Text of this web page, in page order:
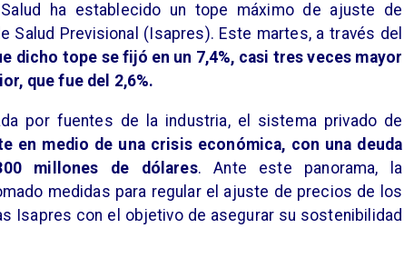
ha establecido un tope máximo de ajuste de
Salud Previsional (Isapres). Este martes, a través del
dicho tope se fijó en un 7,4%, casi tres veces mayor
que fue del 2,6%.
por fuentes de la industria, el sistema privado de
en medio de una crisis económica, con una deuda
millones de dólares. Ante este panorama, la
medidas para regular el ajuste de precios de los
Isapres con el objetivo de asegurar su sostenibilidad